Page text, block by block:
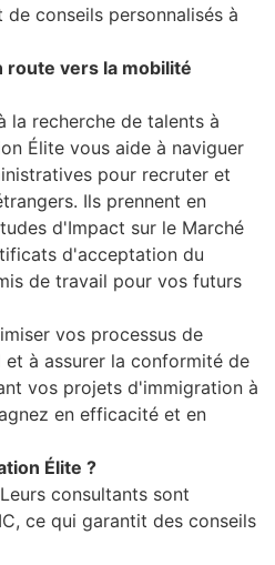
conseils personnalisés à
route vers la mobilité
la recherche de talents à
Élite vous aide à naviguer
pour recruter et
Ils prennent en
d'Impact sur le Marché
d'acceptation du
de travail pour vos futurs
vos processus de
à assurer la conformité de
vos projets d'immigration à
en efficacité et en
Élite ?
consultants sont
ce qui garantit des conseils